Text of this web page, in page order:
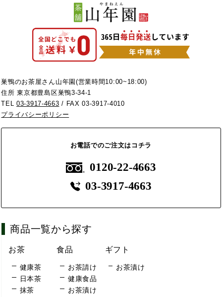
巣鴨のお茶屋さん山年園(営業時間10:00~18:00)
住所 東京都豊島区巣鴨3-34-1
TEL03-3917-4663 / FAX 03-3917-4010
プライバシーポリシー
お電話でのご注文はコチラ
0120-22-4663
03-3917-4663
商品一覧から探す
お茶
健康茶
日本茶
抹茶
食品
お茶請け
健康食品
お茶漬け
ギフト
お茶漬け